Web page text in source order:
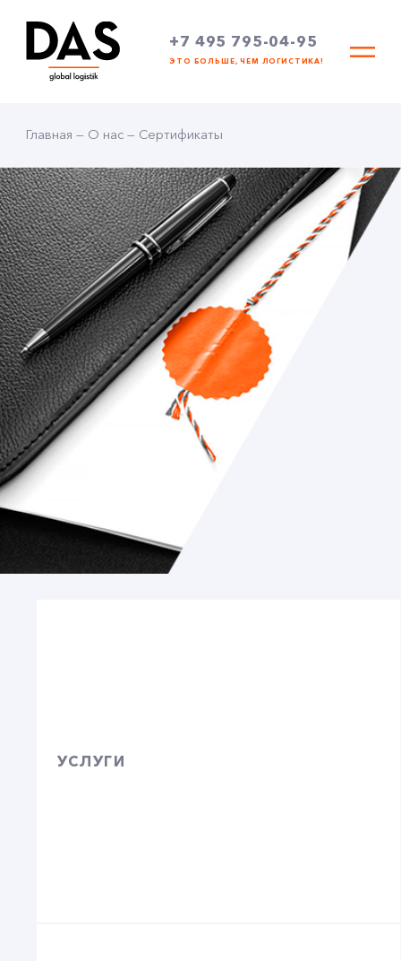
+7 495 795-04-95
ЭТО БОЛЬШЕ, ЧЕМ ЛОГИСТИКА!
Главная — О нас— Сертификаты
УСЛУГИ